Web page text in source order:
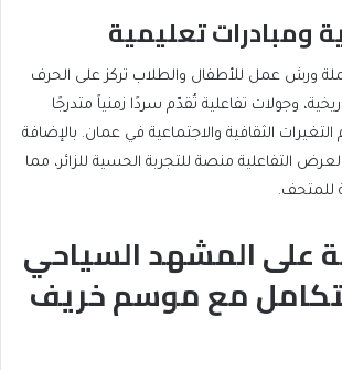
ومبادرات تعليمية
ورش عمل للأطفال والطلاب تركز على الحرف
وجولات تفاعلية تُقدّم سردًا زمنياً متدرجًا
الثقافية والاجتماعية في عمان. بالإضافة
التفاعلية منصة للتجربة الحسية للزائر، مما
للمتحف.
على المشهد السياحي
مع موسم خريف